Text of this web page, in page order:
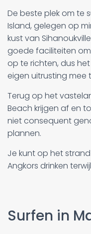
De beste plek om te
Island, gelegen op
kust van
goede faciliteiten
op te richten, dus
eigen uitrusting mee
Terug op het
Beach krijgen af en
niet consequent
plannen.
Je kunt op het
Angkors drinken
Surfen in